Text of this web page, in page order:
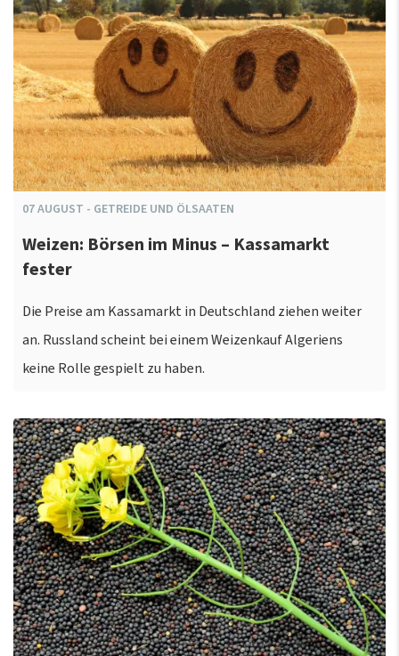
07AUGUST - GETREIDE UND ÖLSAATEN
Weizen: Börsen im Minus – Kassamarkt
fester
Die Preise am Kassamarkt in Deutschland ziehen weiter
an. Russland scheint bei einem Weizenkauf Algeriens
keine Rolle gespielt zu haben.